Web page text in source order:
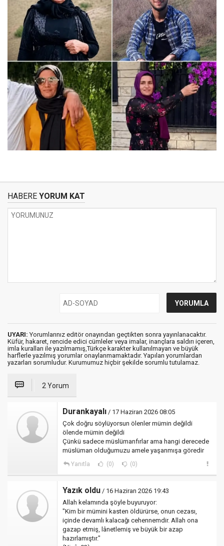
HABERE YORUM KAT
UYARI: Yorumlarınız editör onayından geçtikten sonra yayınlanacaktır.
Küfür, hakaret, rencide edici cümleler veya imalar, inançlara saldırı içeren,
imla kuralları ile yazılmamış,Türkçe karakter kullanılmayan ve büyük
harflerle yazılmış yorumlar onaylanmamaktadır. Yapılan yorumlardan
yazarları sorumludur. Kurumumuz hiçbir şekilde sorumlu tutulamaz.
2 Yorum
Durankayalı / 17 Haziran 2026 08:05
Çok doğru söylüyorsun ölenler mümin değildi
ölende mümin değildi
Çünkü sadece müslümanfırlar ama hangi derecede
müslüman olduğumuzu amele yaşanmışa göredir
Yanıtla (0) (0)
Yazık oldu / 16 Haziran 2026 19:43
Allah kelamında şöyle buyuruyor:
"Kim bir mümini kasten öldürürse, onun cezası,
içinde devamlı kalacağı cehennemdir. Allah ona
gazap etmiş, lânetlemiş ve büyük bir azap
hazırlamıştır."